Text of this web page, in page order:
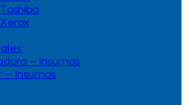
– Insumos
– Insumos